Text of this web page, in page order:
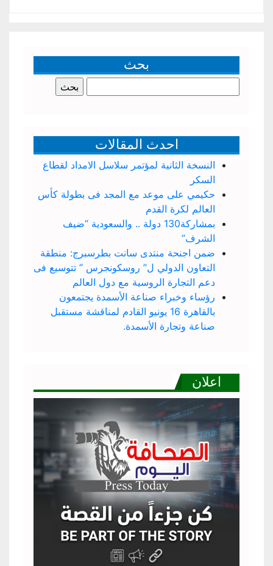
بحث
عن:
احدث المقالات
النسخة الثانية لمؤتمر سلاسل الامداد لقطاع
السكر
حكيمي على موعد مع المجد فى بطولة كأس
العالم لكرة القدم
بمشاركة130 دولة .. والسعودية “ضيف
الشرف”
ضمن اجنحة منتدى سانت بطرسبرج: منطقة
التعاون الدولي ل” روسكونجرس ” تتوسيع فى
دعم التجارة الروسية مع دول العالم
رؤساء وخبراء صناعة الأسمدة يجتمعون
بالقاهرة 16 يونيو القادم لمناقشة مستقبل
صناعة وتجارة الأسمدة.
اعلان